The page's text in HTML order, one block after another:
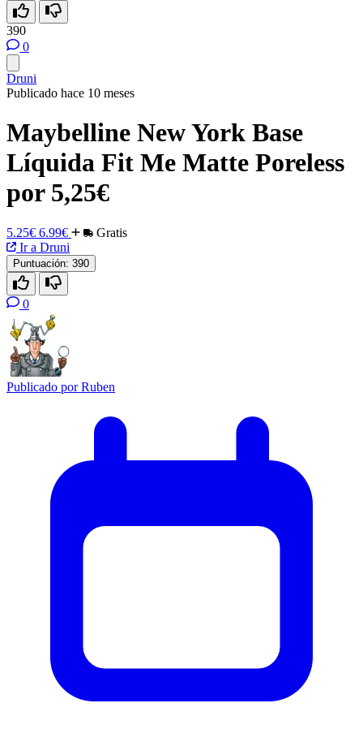
390
0
Druni
Publicado hace 10 meses
Maybelline New York Base
Líquida Fit Me Matte Poreless
por 5,25€
5.25€ 6.99€
Gratis
Ir a Druni
Puntuación: 390
0
Publicado porRuben